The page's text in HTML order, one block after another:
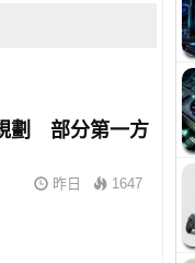
劃 部分第一方
昨日 1647